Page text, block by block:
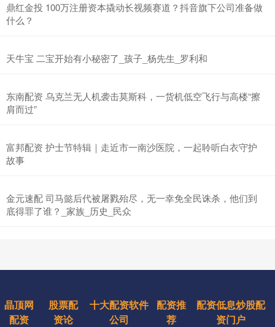
鼎红金投 100万注册资本撬动长视频赛道？抖音旗下公司准备做
什么？
天牛宝 二宝开始有小秘密了_孩子_杨先生_罗利和
东南配资 乌克兰无人机袭击莫斯科，一货机低空飞行与高楼“擦
肩而过”
富邦配资 护士节特辑｜走近市一南沙医院，一起聆听白衣守护
故事
金元速配 司马懿后代被屠戮殆尽，无一幸免全民诛杀，他们到
底得罪了谁？_家族_历史_民众
晶顶网
配资
股票配
资论
十大配资软件
公司
配资推
荐
配资低息炒股配
资门户